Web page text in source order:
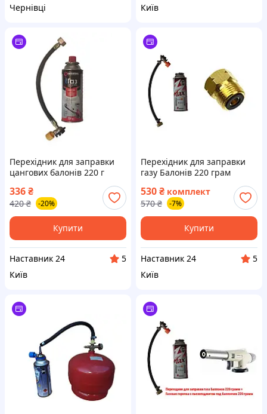
Чернівці
Київ
Перехідник для заправки
цангових балонів 220 г
336₴
420 ₴ -20%
Купити
Наставник 24
5
Київ
Перехідник для заправки
газу Балонів 220 грам
адаптер зі стандартного та
польського балона
530₴ комплект
570 ₴ -7%
Купити
Наставник 24
5
Київ